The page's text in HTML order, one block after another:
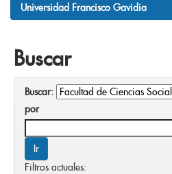
Universidad Francisco Gavidia
Buscar
Buscar:
por
Filtros actuales: